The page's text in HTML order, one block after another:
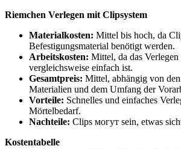
Riemchen Verlegen mit Clipsystem
Materialkosten: Mittel bis hoch, da
Befestigungsmaterial benötigt werden.
Arbeitskosten: Mittel, da das
vergleichsweise einfach ist.
Gesamtpreis: Mittel, abhängig von
Materialien und dem Umfang der
Vorteile: Schnelles und einfaches
Mörtelbedarf.
Nachteile: Clips могут sein, etwas
Kostentabelle